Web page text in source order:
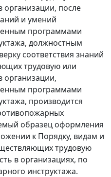
организации, после
и умений
программами
должностным
соответствия знаний
трудовую или
организации,
программами
производится
образец оформления
к Порядку, видам и
трудовую
в организациях, по
инструктажа.